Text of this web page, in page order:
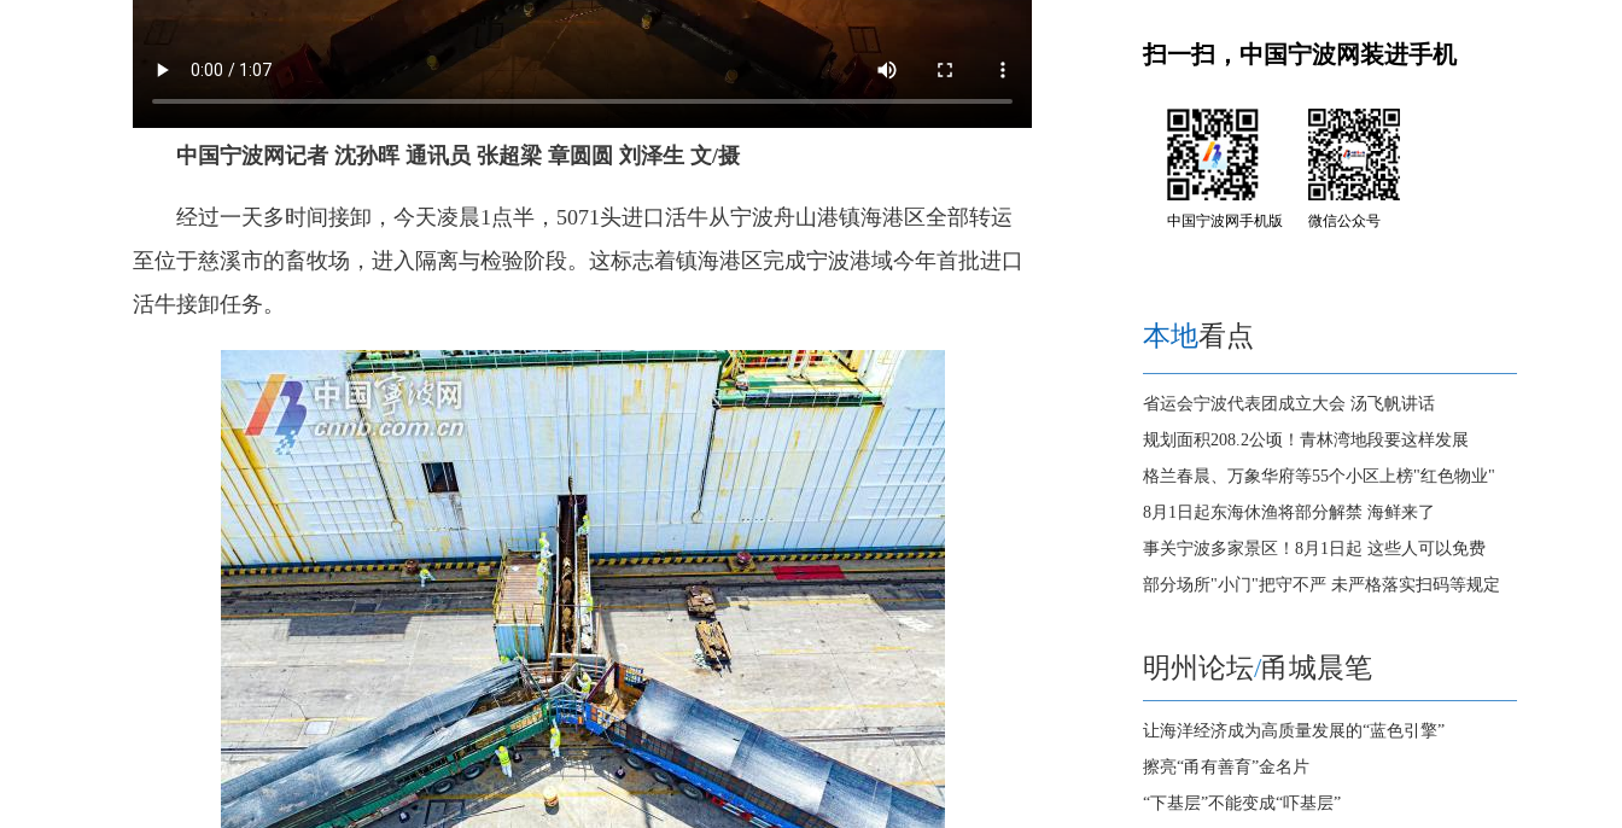
中国宁波网记者 沈孙晖 通讯员 张超梁 章圆圆 刘泽生 文/摄
经过一天多时间接卸，今天凌晨1点半，5071头进口活牛从宁波舟山港镇海港区全部转运
至位于慈溪市的畜牧场，进入隔离与检验阶段。这标志着镇海港区完成宁波港域今年首批进口
活牛接卸任务。
扫一扫，中国宁波网装进手机
中国宁波网手机版 微信公众号
本地看点
省运会宁波代表团成立大会 汤飞帆讲话
规划面积208.2公顷！青林湾地段要这样发展
格兰春晨、万象华府等55个小区上榜"红色物业"
8月1日起东海休渔将部分解禁 海鲜来了
事关宁波多家景区！8月1日起 这些人可以免费
部分场所"小门"把守不严 未严格落实扫码等规定
明州论坛/甬城晨笔
让海洋经济成为高质量发展的“蓝色引擎”
擦亮“甬有善育”金名片
“下基层”不能变成“吓基层”